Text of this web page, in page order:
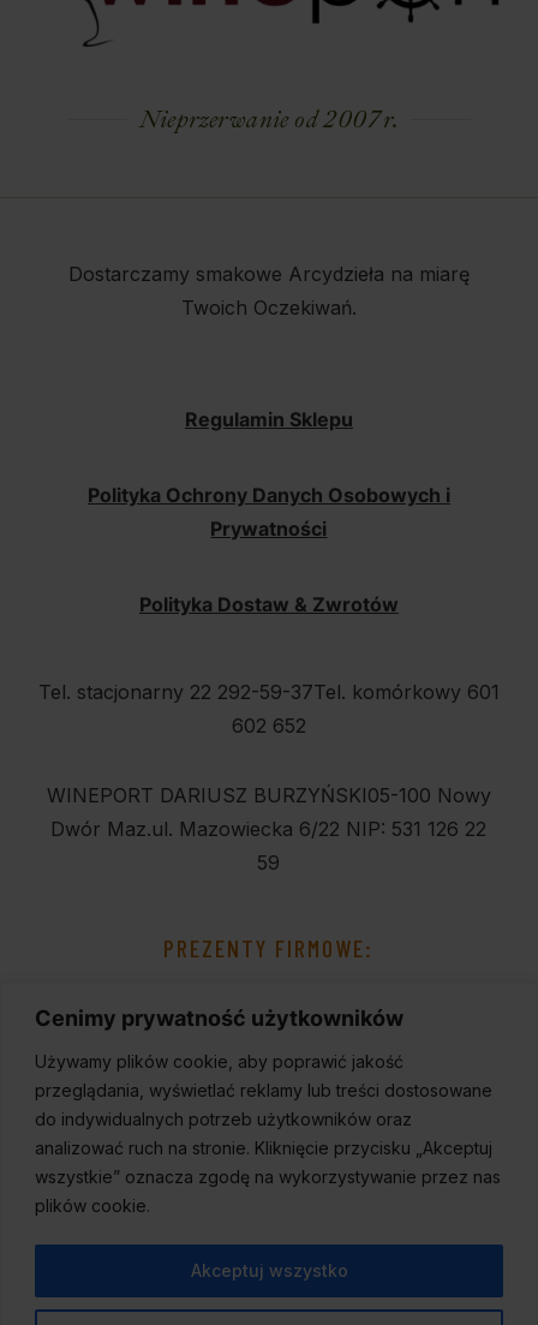
Cenimy prywatność użytkowników
Używamy plików cookie, aby poprawić jakość
przeglądania, wyświetlać reklamy lub treści dostosowane
do indywidualnych potrzeb użytkowników oraz
analizować ruch na stronie. Kliknięcie przycisku „Akceptuj
wszystkie” oznacza zgodę na wykorzystywanie przez nas
plików cookie.
Akceptuj wszystko
Nieprzerwanie od 2007 r.
Dostarczamy smakowe Arcydzieła na miarę
Twoich Oczekiwań.
Regulamin Sklepu
Polityka Ochrony Danych Osobowych i
Prywatności
Polityka Dostaw & Zwrotów
Tel. stacjonarny 22 292-59-37Tel. komórkowy 601
602 652
WINEPORT DARIUSZ BURZYŃSKI05-100 Nowy
Dwór Maz.ul. Mazowiecka 6/22 NIP: 531 126 22
59
PREZENTY FIRMOWE: